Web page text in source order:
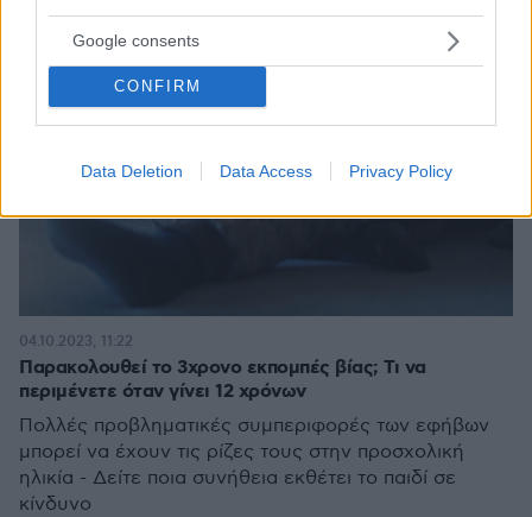
Google consents
CONFIRM
Data Deletion Data Access Privacy Policy
Παρακολουθεί το 3χρονο εκπομπές βίας; Τι να
περιμένετε όταν γίνει 12 χρόνων
Πολλές προβληματικές συμπεριφορές των εφήβων
μπορεί να έχουν τις ρίζες τους στην προσχολική
ηλικία - Δείτε ποια συνήθεια εκθέτει το παιδί σε
κίνδυνο
04.10.2023, 11:22